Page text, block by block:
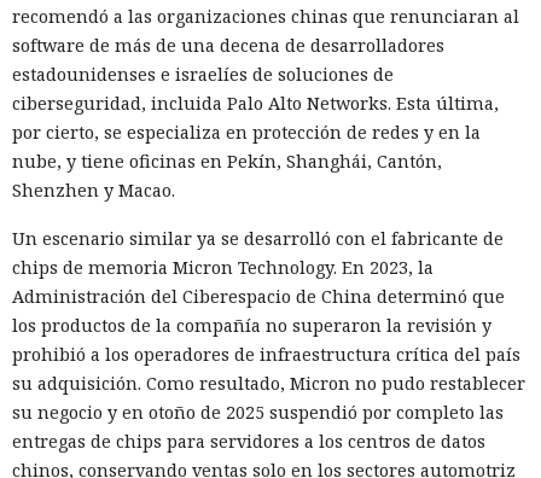
recomendó a las organizaciones chinas que renunciaran al
software de más de una decena de desarrolladores
estadounidenses e israelíes de soluciones de
ciberseguridad, incluida Palo Alto Networks. Esta última,
por cierto, se especializa en protección de redes y en la
nube, y tiene oficinas en Pekín, Shanghái, Cantón,
Shenzhen y Macao.
Un escenario similar ya se desarrolló con el fabricante de
chips de memoria Micron Technology. En 2023, la
Administración del Ciberespacio de China determinó que
los productos de la compañía no superaron la revisión y
prohibió a los operadores de infraestructura crítica del país
su adquisición. Como resultado, Micron no pudo restablecer
su negocio y en otoño de 2025 suspendió por completo las
entregas de chips para servidores a los centros de datos
chinos, conservando ventas solo en los sectores automotriz